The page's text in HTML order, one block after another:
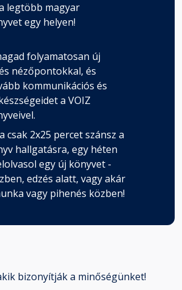
00:04:45
00:17:53
00:06:05
00:09:23
legtöbb magyar
egy helyen!
folyamatosan új
nézőpontokkal, és
kommunikációs és
a VOIZ
csak 2x25 percet szánsz a
hallgatásra, egy héten
egy új könyvet -
edzés alatt, vagy akár
vagy pihenés közben!
bizonyítják a minőségünket!